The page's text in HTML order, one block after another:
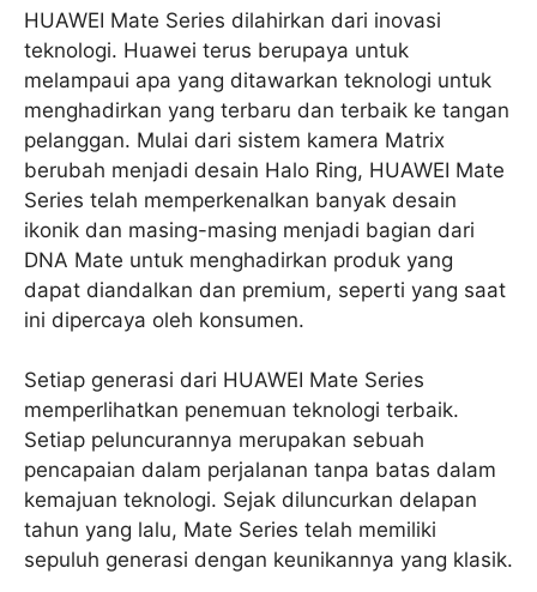
HUAWEI Mate Series dilahirkan dari inovasi
teknologi. Huawei terus berupaya untuk
melampaui apa yang ditawarkan teknologi untuk
menghadirkan yang terbaru dan terbaik ke tangan
pelanggan. Mulai dari sistem kamera Matrix
berubah menjadi desain Halo Ring, HUAWEI Mate
Series telah memperkenalkan banyak desain
ikonik dan masing-masing menjadi bagian dari
DNA Mate untuk menghadirkan produk yang
dapat diandalkan dan premium, seperti yang saat
ini dipercaya oleh konsumen.
Setiap generasi dari HUAWEI Mate Series
memperlihatkan penemuan teknologi terbaik.
Setiap peluncurannya merupakan sebuah
pencapaian dalam perjalanan tanpa batas dalam
kemajuan teknologi. Sejak diluncurkan delapan
tahun yang lalu, Mate Series telah memiliki
sepuluh generasi dengan keunikannya yang klasik.